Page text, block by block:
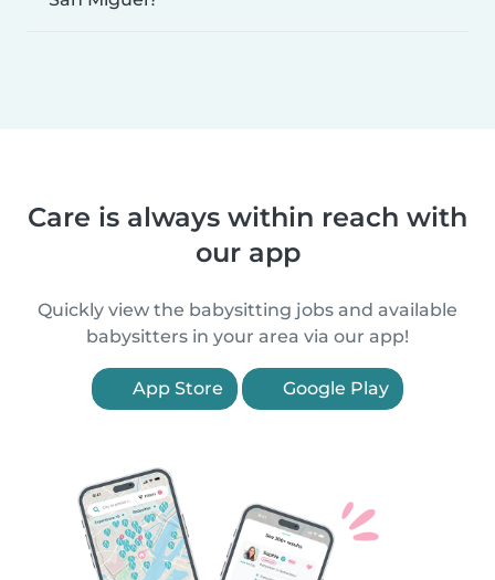
Care is always within reach with
our app
Quickly view the babysitting jobs and available
babysitters in your area via our app!
App Store Google Play